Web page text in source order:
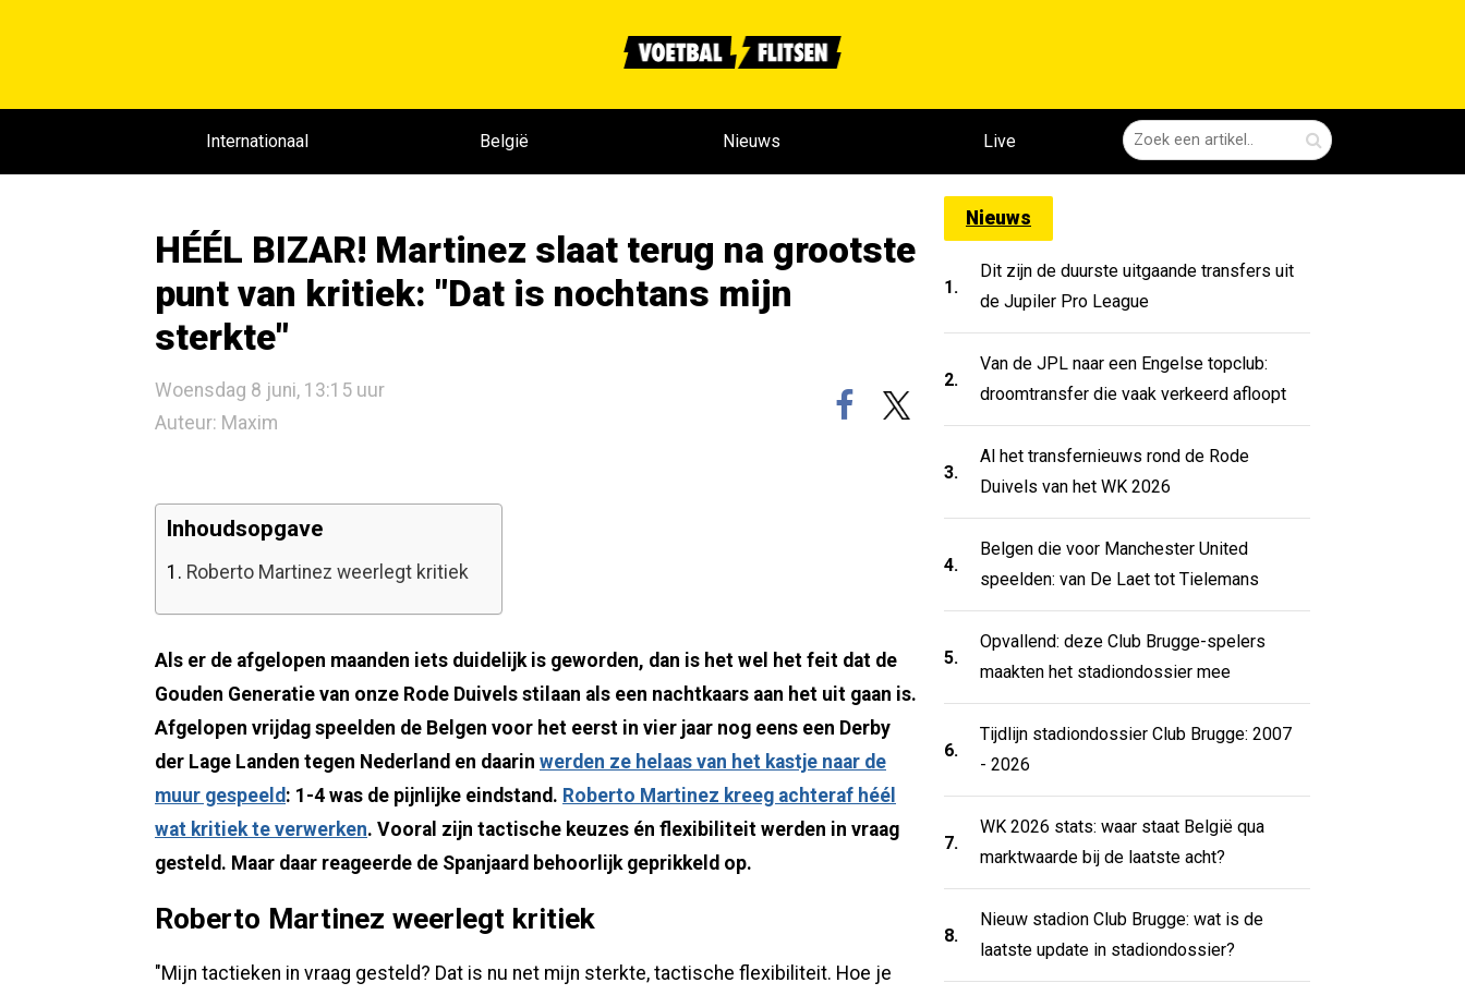
Internationaal België Nieuws Live
HÉÉL BIZAR! Martinez slaat terug na grootste
punt van kritiek: "Dat is nochtans mijn
sterkte"
Woensdag 8 juni, 13:15 uur
Auteur: Maxim
Inhoudsopgave
1. Roberto Martinez weerlegt kritiek
Als er de afgelopen maanden iets duidelijk is geworden, dan is het wel het feit dat de
Gouden Generatie van onze Rode Duivels stilaan als een nachtkaars aan het uit gaan is.
Afgelopen vrijdag speelden de Belgen voor het eerst in vier jaar nog eens een Derby
der Lage Landen tegen Nederland en daarin werden ze helaas van het kastje naar de
muur gespeeld: 1-4 was de pijnlijke eindstand. Roberto Martinez kreeg achteraf héél
wat kritiek te verwerken. Vooral zijn tactische keuzes én flexibiliteit werden in vraag
gesteld. Maar daar reageerde de Spanjaard behoorlijk geprikkeld op.
Roberto Martinez weerlegt kritiek
"Mijn tactieken in vraag gesteld? Dat is nu net mijn sterkte, tactische flexibiliteit. Hoe je
Nieuws
1.
Dit zijn de duurste uitgaande transfers uit
de Jupiler Pro League
2.
Van de JPL naar een Engelse topclub:
droomtransfer die vaak verkeerd afloopt
3.
Al het transfernieuws rond de Rode
Duivels van het WK 2026
4.
Belgen die voor Manchester United
speelden: van De Laet tot Tielemans
5.
Opvallend: deze Club Brugge-spelers
maakten het stadiondossier mee
6.
Tijdlijn stadiondossier Club Brugge: 2007
- 2026
7.
WK 2026 stats: waar staat België qua
marktwaarde bij de laatste acht?
8.
Nieuw stadion Club Brugge: wat is de
laatste update in stadiondossier?